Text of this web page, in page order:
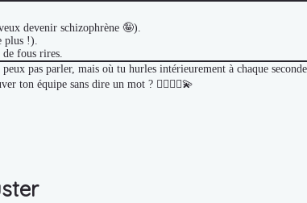
devenir schizophrène 🤪).
plus !).
fous rires.
pas parler, mais où tu hurles intérieurement à chaque
ton équipe sans dire un mot ? 🧙‍♀️🧝‍♂️💫